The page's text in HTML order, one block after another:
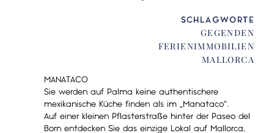
SCHLAGWORTE
GEGENDEN
FERIENIMMOBILIEN
MALLORCA
MANATACO
Sie werden auf Palma keine authentischere
mexikanische Küche finden als im „Manataco“.
Auf einer kleinen Pflasterstraße hinter der Paseo del
Born entdecken Sie das einzige Lokal auf Mallorca,